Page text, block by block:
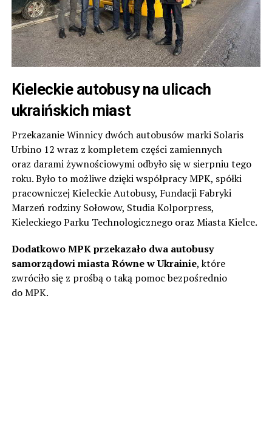
Kieleckie autobusy na ulicach
ukraińskich miast
Przekazanie Winnicy dwóch autobusów marki Solaris
Urbino 12 wraz z kompletem części zamiennych
oraz darami żywnościowymi odbyło się w sierpniu tego
roku. Było to możliwe dzięki współpracy MPK, spółki
pracowniczej Kieleckie Autobusy, Fundacji Fabryki
Marzeń rodziny Sołowow, Studia Kolporpress,
Kieleckiego Parku Technologicznego oraz Miasta Kielce.
Dodatkowo MPK przekazało dwa autobusy
samorządowi miasta Równe w Ukrainie, które
zwróciło się z prośbą o taką pomoc bezpośrednio
do MPK.